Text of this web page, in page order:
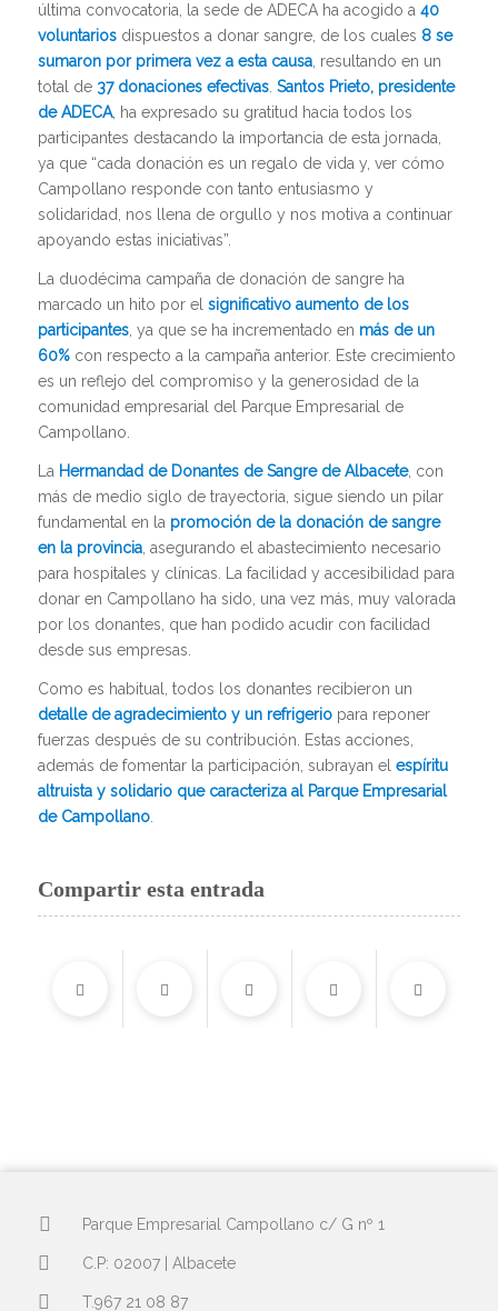
última convocatoria, la sede de ADECA ha acogido a 40
voluntariosdispuestos a donar sangre, de los cuales 8 se
sumaron por primera vez a esta causa, resultando en un
total de 37 donaciones efectivas. Santos Prieto, presidente
de ADECA, ha expresado su gratitud hacia todos los
participantes destacando la importancia de esta jornada,
ya que “cada donación es un regalo de vida y, ver cómo
Campollano responde con tanto entusiasmo y
solidaridad, nos llena de orgullo y nos motiva a continuar
apoyando estas iniciativas”.
La duodécima campaña de donación de sangre ha
marcado un hito por el significativo aumento de los
participantes, ya que se ha incrementado en más de un
60%con respecto a la campaña anterior. Este crecimiento
es un reflejo del compromiso y la generosidad de la
comunidad empresarial del Parque Empresarial de
Campollano.
La Hermandad de Donantes de Sangre de Albacete, con
más de medio siglo de trayectoria, sigue siendo un pilar
fundamental en la promoción de la donación de sangre
en la provincia, asegurando el abastecimiento necesario
para hospitales y clínicas. La facilidad y accesibilidad para
donar en Campollano ha sido, una vez más, muy valorada
por los donantes, que han podido acudir con facilidad
desde sus empresas.
Como es habitual, todos los donantes recibieron un
detalle de agradecimiento y un refrigeriopara reponer
fuerzas después de su contribución. Estas acciones,
además de fomentar la participación, subrayan el espíritu
altruista y solidario que caracteriza al Parque Empresarial
de Campollano.
Compartir esta entrada
Parque Empresarial Campollano c/ G nº 1
C.P: 02007 | Albacete
T.967 21 08 87